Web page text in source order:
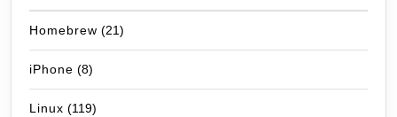
Homebrew (21)
iPhone (8)
Linux (119)